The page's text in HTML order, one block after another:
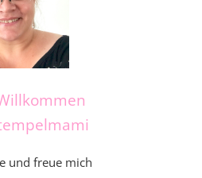
und freue mich